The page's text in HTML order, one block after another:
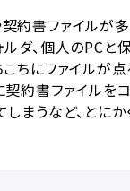
約書ファイルが
ルダ、個人のPCと
こちにファイルが
契約書ファイルを
しまうなど、とに